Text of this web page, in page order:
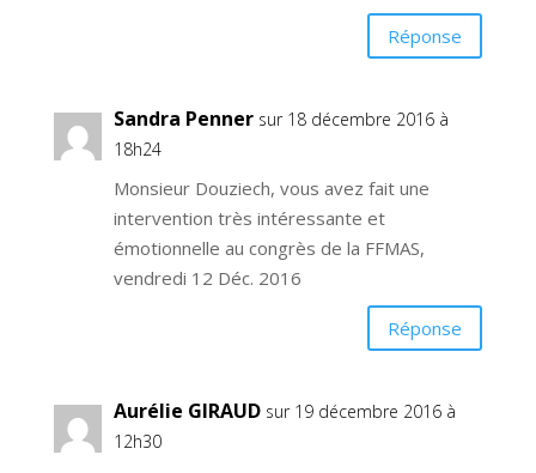
Réponse
Sandra Penner sur 18 décembre 2016 à
18h24
Monsieur Douziech, vous avez fait une
intervention très intéressante et
émotionnelle au congrès de la FFMAS,
vendredi 12 Déc. 2016
Réponse
Aurélie GIRAUD sur 19 décembre 2016 à
12h30